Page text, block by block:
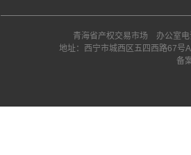
青海省产权交易市场 办公室
地址：西宁市城西区五四西路67
备